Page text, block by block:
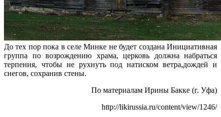
До тех пор пока в селе Минке не будет создана Инициативная
группа по возрождению храма, церковь должна набраться
терпения, чтобы не рухнуть под натиском ветра,дождей и
снегов, сохранив стены.
По материалам Ирины Бакке (г. Уфа)
http://likirussia.ru/content/view/1246/